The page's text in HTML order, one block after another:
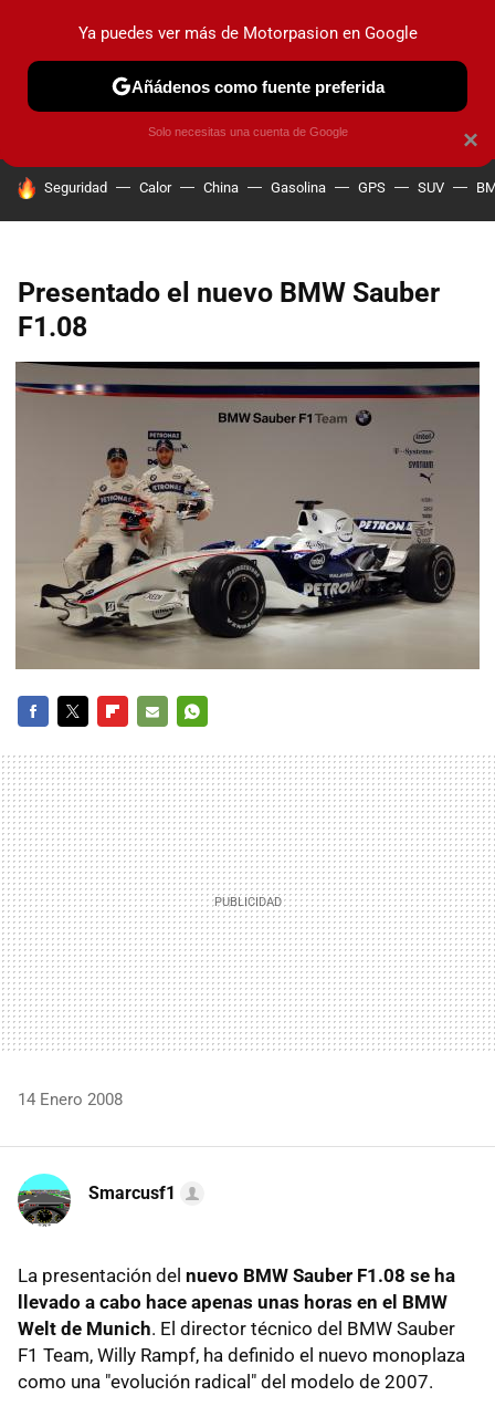
PRUEBAS COCHES ELÉCTRICOS OBSERVATORIO
HOY SE HABLA DE
Seguridad Calor China Gasolina GPS SUV
Presentado el nuevo BMW Sauber
F1.08
MAIL
14 Enero 2008
Smarcusf1
La presentación del nuevo BMW Sauber F1.08 se ha
llevado a cabo hace apenas unas horas en el BMW
Welt de Munich. El director técnico del BMW Sauber
F1 Team, Willy Rampf, ha definido el nuevo monoplaza
como una "evolución radical" del modelo de 2007.
×
Ya puedes ver más de Motorpasion en Google
Añádenos como fuente preferida
Solo necesitas una cuenta de Google